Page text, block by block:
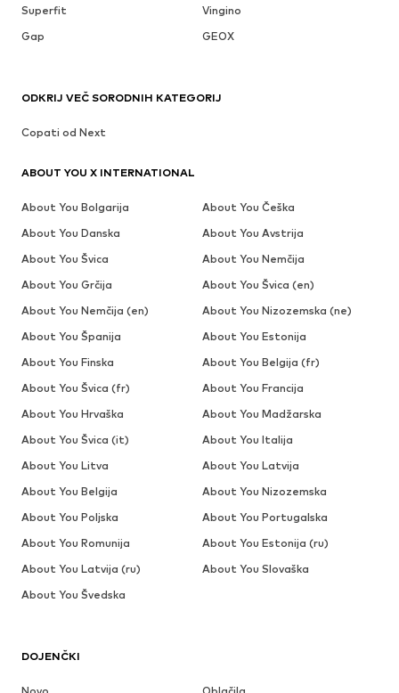
Superfit
Vingino
Gap
GEOX
DOJENČKI
ODKRIJ VEČ SORODNIH KATEGORIJ
Copati od Next
ABOUT YOU X INTERNATIONAL
About You Bolgarija
About You Češka
About You Danska
About You Avstrija
About You Švica
About You Nemčija
About You Grčija
About You Švica (en)
About You Nemčija (en)
About You Nizozemska (ne)
About You Španija
About You Estonija
About You Finska
About You Belgija (fr)
About You Švica (fr)
About You Francija
About You Hrvaška
About You Madžarska
About You Švica (it)
About You Italija
About You Litva
About You Latvija
About You Belgija
About You Nizozemska
About You Poljska
About You Portugalska
About You Romunija
About You Estonija (ru)
About You Latvija (ru)
About You Slovaška
About You Švedska